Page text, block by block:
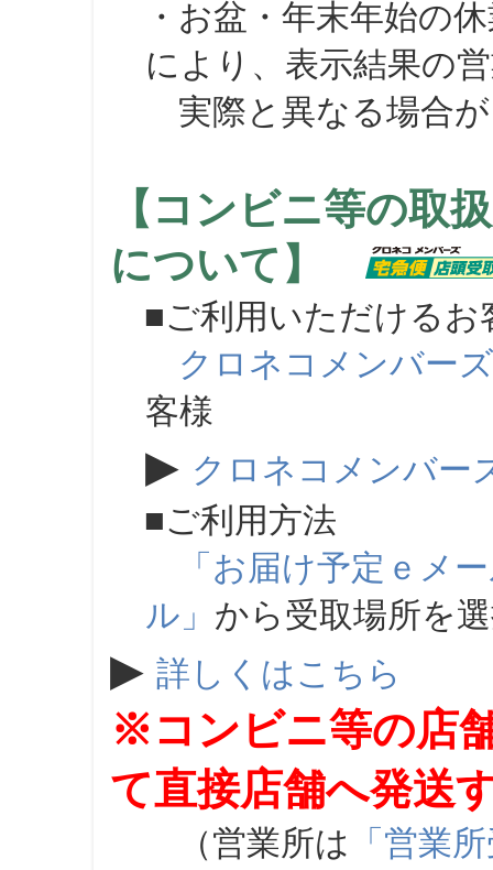
・お盆・年末年始の
により、表示結果の
実際と異なる場合が
【コンビニ等の取
について】
■ご利用いただけるお
クロネコメンバーズ
客様
▶ クロネコメンバー
■ご利用方法
「お届け予定ｅメ
ル」 から受取場所を
▶ 詳しくはこちら
※コンビニ等の店
て直接店舗へ発送
（営業所は 「営業